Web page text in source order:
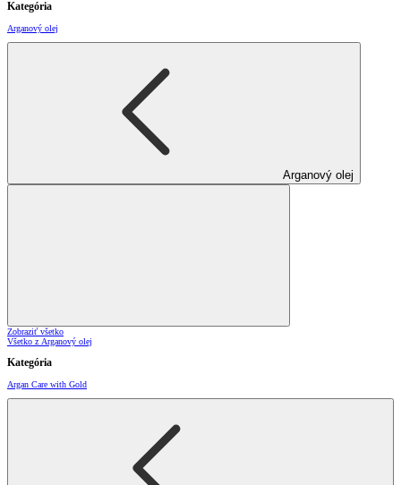
Kategória
Arganový olej
Arganový olej
Zobraziť všetko
Všetko z Arganový olej
Kategória
Argan Care with Gold